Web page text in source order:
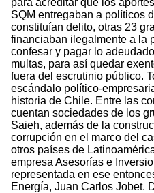
para acreditar que los
SQM entregaban a políticos
constituían delito, otras 23
financiaban ilegalmente a la
confesar y pagar lo
multas, para así quedar
fuera del escrutinio público.
escándalo político-
historia de Chile. Entre las
cuentan sociedades de los
Saieh, además de la
corrupción en el marco del
otros países de
empresa Asesorías e
representada en ese
Energía, Juan Carlos Jobet.